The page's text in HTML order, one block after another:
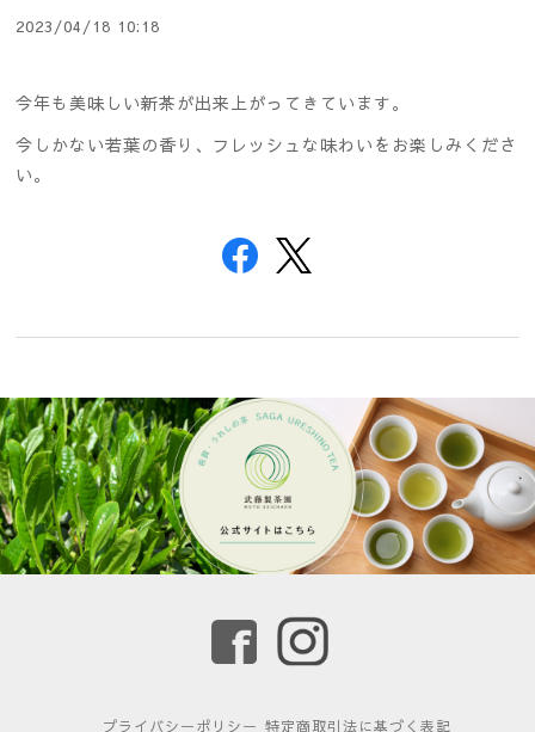
2023/04/18 10:18
今年も美味しい新茶が出来上がってきています。
今しかない若葉の香り、フレッシュな味わいをお楽しみくださ
い。
プライバシーポリシー 特定商取引法に基づく表記